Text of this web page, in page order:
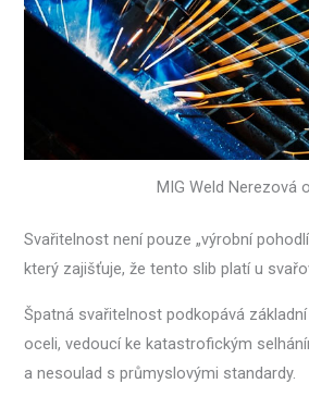
MIG Weld Nerezová
Svařitelnost není pouze „výrobní
který zajišťuje, že tento slib platí u
Špatná svařitelnost podkopává
oceli, vedoucí ke katastrofickým
a nesoulad s průmyslovými standardy.